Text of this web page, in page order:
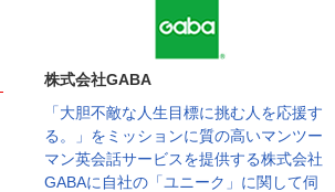
株式会社GABA
「大胆不敵な人生目標に挑む人を応援す
る。」をミッションに質の高いマンツー
マン英会話サービスを提供する株式会社
GABAに自社の「ユニーク」に関して伺